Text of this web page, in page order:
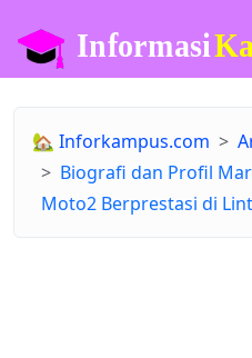
🏡 Inforkampus.com
Biografi dan Profil
Moto2 Berprestasi di